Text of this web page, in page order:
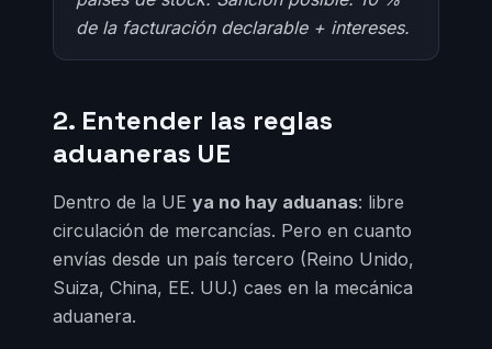
de la facturación declarable + intereses.
2. Entender las reglas
aduaneras UE
Dentro de la UE ya no hay aduanas: libre
circulación de mercancías. Pero en cuanto
envías desde un país tercero (Reino Unido,
Suiza, China, EE. UU.) caes en la mecánica
aduanera.